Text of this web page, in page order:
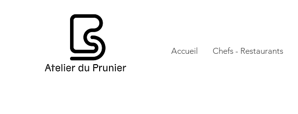
Accueil Chefs - Restaurants